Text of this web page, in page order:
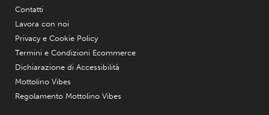
Contatti
Lavora con noi
Privacy e Cookie Policy
Termini e Condizioni Ecommerce
Dichiarazione di Accessibilità
Mottolino Vibes
Regolamento Mottolino Vibes